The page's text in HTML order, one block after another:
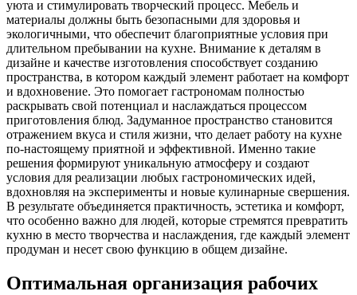
уюта и стимулировать творческий процесс. Мебель и
материалы должны быть безопасными для здоровья и
экологичными, что обеспечит благоприятные условия при
длительном пребывании на кухне. Внимание к деталям в
дизайне и качестве изготовления способствует созданию
пространства, в котором каждый элемент работает на комфорт
и вдохновение. Это помогает гастрономам полностью
раскрывать свой потенциал и наслаждаться процессом
приготовления блюд. Задуманное пространство становится
отражением вкуса и стиля жизни, что делает работу на кухне
по-настоящему приятной и эффективной. Именно такие
решения формируют уникальную атмосферу и создают
условия для реализации любых гастрономических идей,
вдохновляя на эксперименты и новые кулинарные свершения.
В результате объединяется практичность, эстетика и комфорт,
что особенно важно для людей, которые стремятся превратить
кухню в место творчества и наслаждения, где каждый элемент
продуман и несет свою функцию в общем дизайне.
Оптимальная организация рабочих